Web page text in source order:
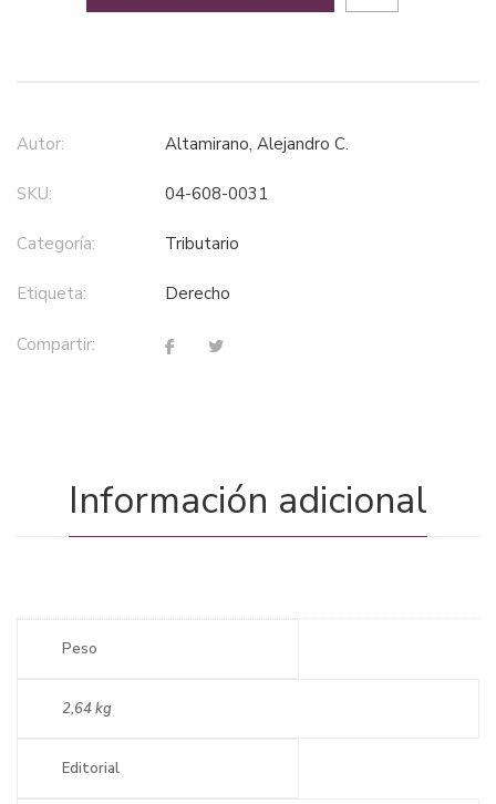
Autor: Altamirano, Alejandro C.
SKU: 04-608-0031
Categoría: tributario
Etiqueta: derecho
Compartir:
Información adicional
Peso
2,64 kg
Editorial